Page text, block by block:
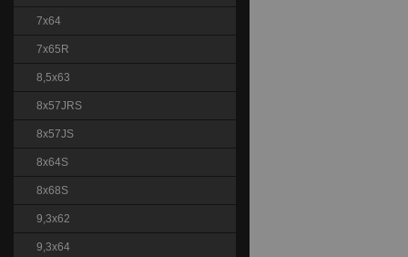
7x64
7x65R
8,5x63
8x57JRS
8x57JS
8x64S
8x68S
9,3x62
9,3x64